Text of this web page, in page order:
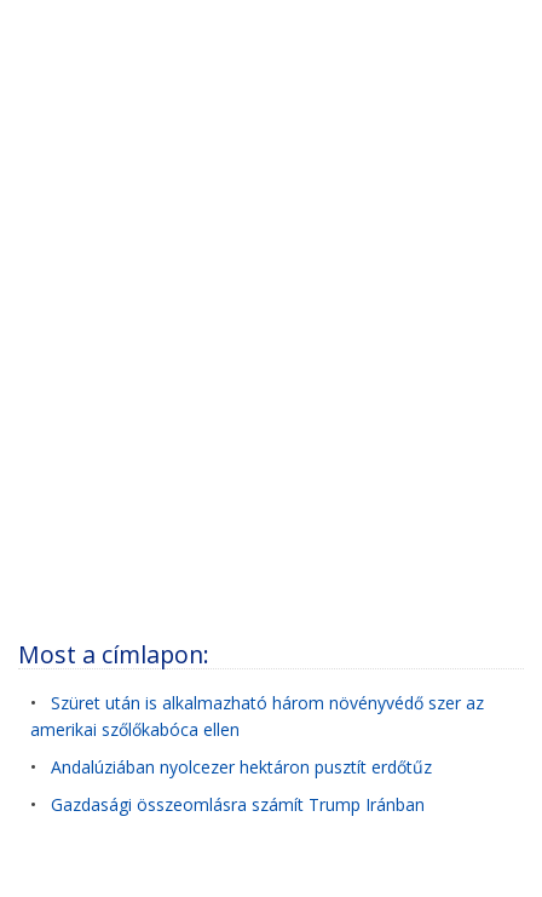
Most a címlapon:
• Szüret után is alkalmazható három növényvédő szer az
amerikai szőlőkabóca ellen
• Andalúziában nyolcezer hektáron pusztít erdőtűz
• Gazdasági összeomlásra számít Trump Iránban